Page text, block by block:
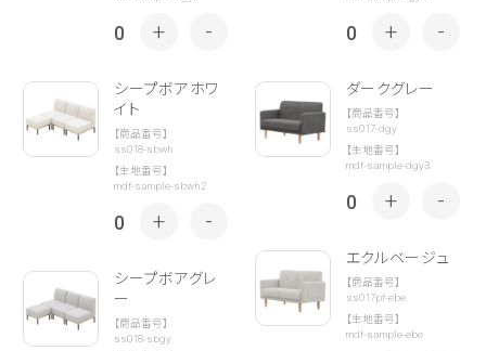
0 + -
シープボアホワ
イト
【商品番号】
ss018-sbwh
【生地番号】
mdf-sample-sbwh2
0 + -
シープボアグレ
ー
【商品番号】
ss018-sbgy
0 + -
ダークグレー
【商品番号】
ss017-dgy
【生地番号】
mdf-sample-dgy3
0 + -
エクルベージュ
【商品番号】
ss017pf-ebe
【生地番号】
mdf-sample-ebe